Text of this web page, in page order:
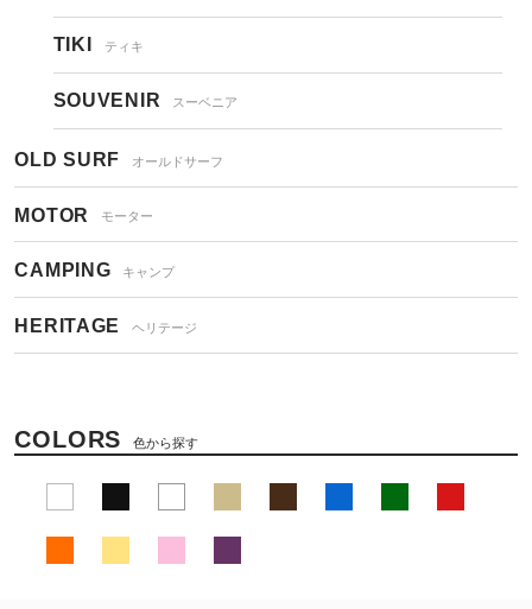
TIKI ティキ
SOUVENIR スーベニア
OLD SURF オールドサーフ
MOTOR モーター
CAMPING キャンプ
HERITAGE ヘリテージ
COLORS 色から探す